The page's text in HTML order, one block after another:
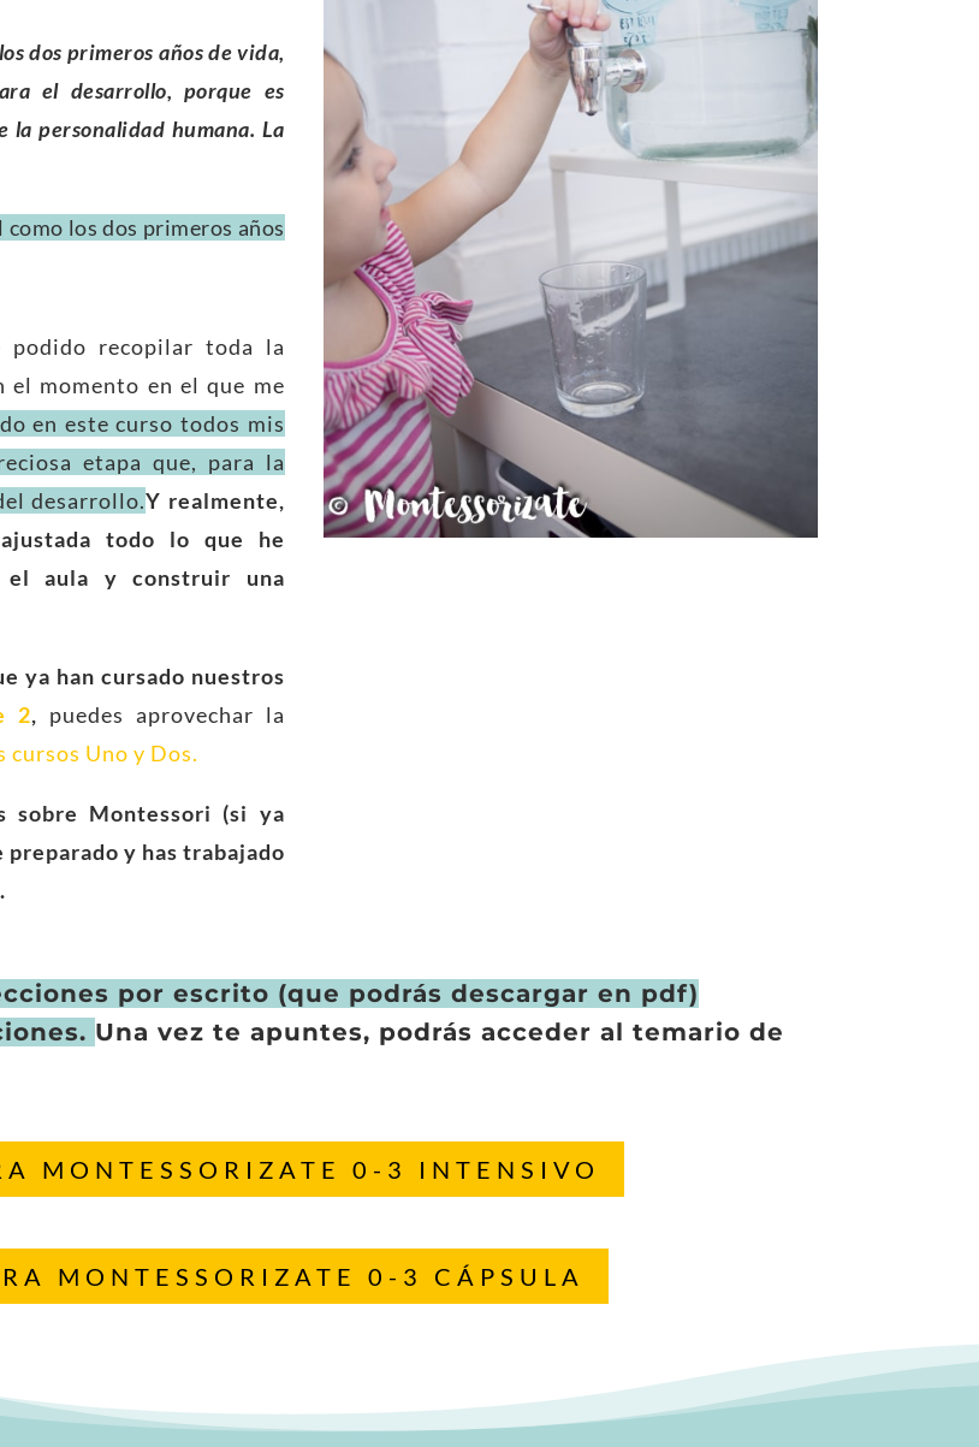
dos primeros años de vida,
el desarrollo, porque es
la personalidad humana. La
los dos primeros años
podido recopilar toda la
momento en el que me
en este curso todos mis
etapa que, para la
desarrollo.Y realmente,
todo lo que he
el aula y construir una
ya han cursado nuestros
2, puedes aprovechar la
cursos Uno y Dos.
sobre Montessori (si ya
y has trabajado
por escrito (que podrás descargar en pdf)
Una vez te apuntes, podrás acceder al temario de
MONTESSORIZATE 0-3 INTENSIVO
MONTESSORIZATE 0-3 CÁPSULA